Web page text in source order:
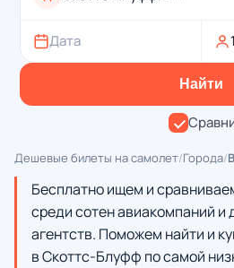
Дата
Найти
Дешевые билеты на самолет/Города/
Бесплатно ищем и
среди сотен авиакомпаний и
агентств. Поможем найти и
в Скоттс-Блуфф по самой